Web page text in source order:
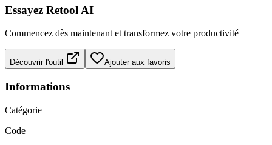
Essayez Retool AI
Commencez dès maintenant et transformez votre productivité
Découvrir l'outil Ajouter aux favoris
Informations
Catégorie
Code